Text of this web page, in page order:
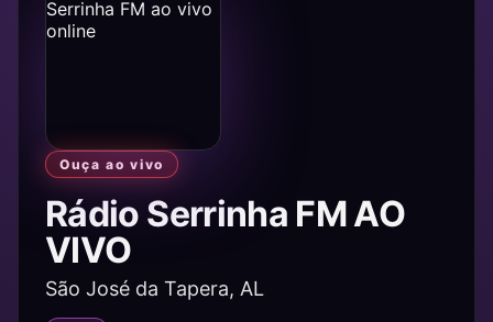
Ouça ao vivo
Rádio Serrinha FM AO
VIVO
São José da Tapera, AL